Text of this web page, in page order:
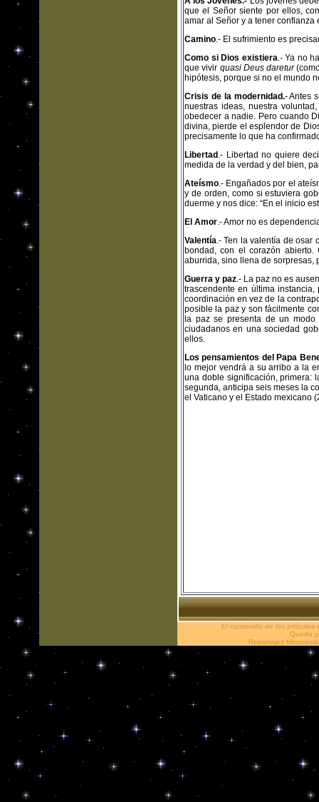
que el Señor siente por ellos,
amar al Señor y a tener
Camino.- El sufrimiento es
Como si Dios existiera.- Ya no
que vivir quasi Deus daretur
hipótesis, porque si no el
Crisis de la modernidad.- Antes
nuestras ideas, nuestra
obedecer a nadie. Pero cuando
divina, pierde el esplendor de
precisamente lo que ha
Libertad .- Libertad no quiere
medida de la verdad y del bien,
Ateísmo.- Engañados por el
y de orden, como si estuviera
duerme y nos dice: “En el inicio
El Amor.- Amor no es
Valentía.- Ten la valentía de osar
bondad, con el corazón
aburrida, sino llena de sorpresas,
Guerra y paz.- La paz no es
trascendente en última
coordinación en vez de la
posible la paz y son fácilmente
la paz se presenta de un
ciudadanos en una sociedad
ellos.
Los pensamientos del Papa
lo mejor vendrá a su arribo a la
una doble significación, primera:
segunda, anticipa seis meses la
el Vaticano y el Estado mexicano
El contenido de los artículos
Queda
Reportajes